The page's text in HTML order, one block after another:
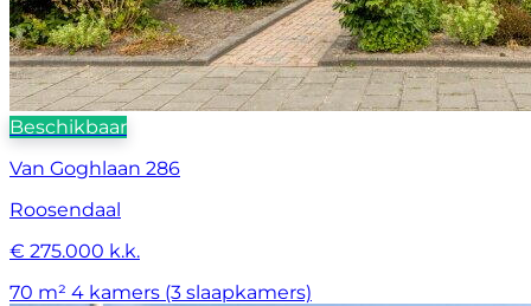
Beschikbaar
Van Goghlaan 286
Roosendaal
€ 275.000 k.k.
70 m² 4 kamers (3 slaapkamers)